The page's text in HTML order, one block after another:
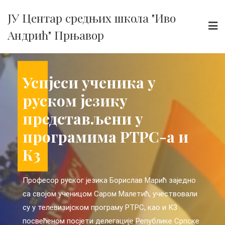
content
ЈУ Центар средњих школа "Иво
Андрић" Прњавор
ученика у
језику
у
РТРС-а и
језика Борислав Марић заједно
Саром Малетић, учествовали
програму РТРС, као и К3
делегације Републике Српске
Ученица и професор
наше школе на
прослави празника
„Алые паруса“ у
Петербургу
Поводом једног од најљепших и
руских празника, „Алые паруса“ ученица
школе Сара Малетић и професор руског
Борислав Марић боравили су у Санкт
К3
Професор
са својом
су у
посвећеном